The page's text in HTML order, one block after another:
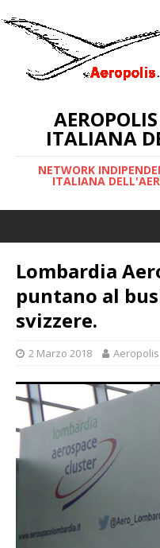
ITALIANA
NETWORK
ITALIANA
Lombardia
puntano al
svizzere.
2 Marzo 2018 Aeropolis